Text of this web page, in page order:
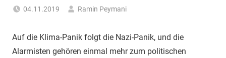
04.11.2019
Ramin Peymani
Auf die Klima-Panik folgt die Nazi-Panik, und die
Alarmisten gehören einmal mehr zum politischen